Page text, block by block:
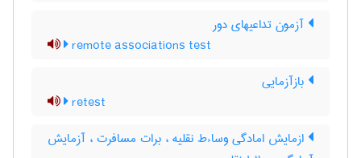
آزمون تداعیهای دور
remote associations test
بازآزمایی
retest
ازمایش امادگی وساءط نقلیه ، برات مسافرت ، آزمایش